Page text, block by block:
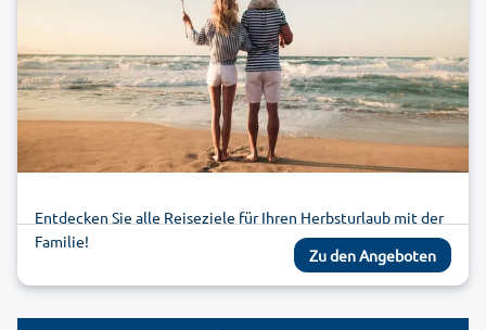
Entdecken Sie alle Reiseziele für Ihren Herbsturlaub mit der
Familie!
Zu den Angeboten